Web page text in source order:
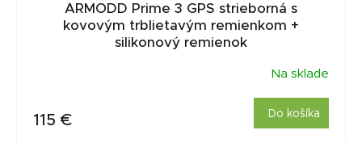
ARMODD Prime 3 GPS strieborná s
kovovým trblietavým remienkom +
silikonový remienok
Na sklade
115 € Do košíka